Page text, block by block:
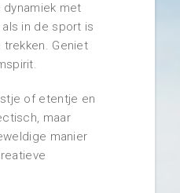
met
in de sport is
Geniet
of etentje en
maar
manier